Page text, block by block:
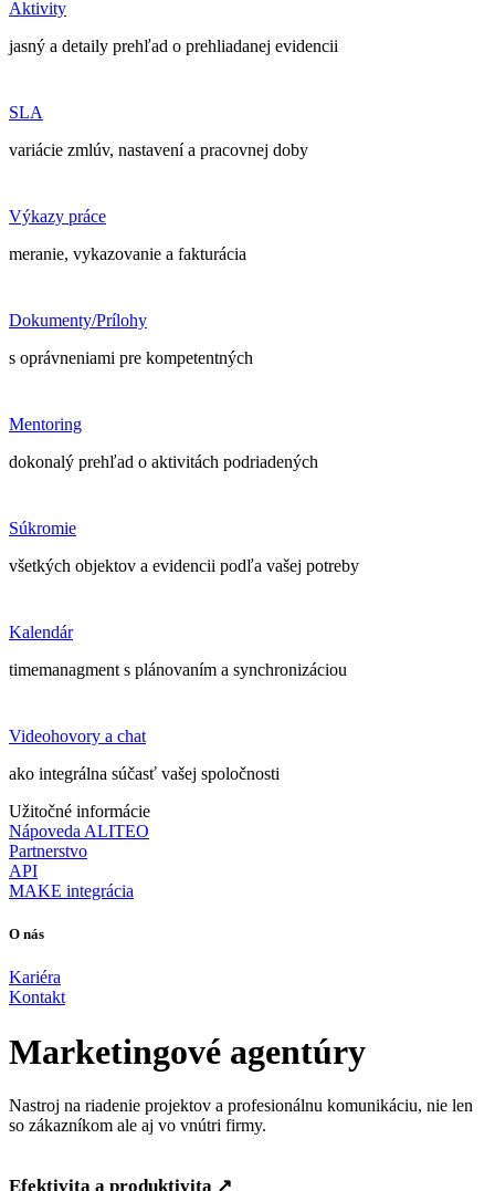
Aktivity
jasný a detaily prehľad o prehliadanej evidencii
SLA
variácie zmlúv, nastavení a pracovnej doby
Výkazy práce
meranie, vykazovanie a fakturácia
Dokumenty/Prílohy
s oprávneniami pre kompetentných
Mentoring
dokonalý prehľad o aktivitách podriadených
Súkromie
všetkých objektov a evidencii podľa vašej potreby
Kalendár
timemanagment s plánovaním a synchronizáciou
Videohovory a chat
ako integrálna súčasť vašej spoločnosti
Užitočné informácie
Nápoveda ALITEO
Partnerstvo
API
MAKE integrácia
O nás
Kariéra
Kontakt
Marketingové agentúry
Nastroj na riadenie projektov a profesionálnu komunikáciu, nie len
so zákazníkom ale aj vo vnútri firmy.
Efektivita a produktivita ↗